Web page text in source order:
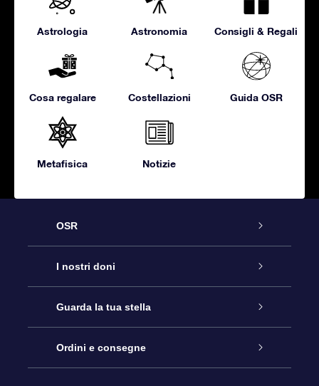
Astrologia Astronomia Consigli & Regali
Cosa regalare Costellazioni Guida OSR
Metafisica Notizie
OSR
Assistenza
Contattaci
Blog
I nostri doni
Online Star Gift
Pacchetto regalo OSR
Guarda la tua stella
Registro stellare
Ordini e consegne